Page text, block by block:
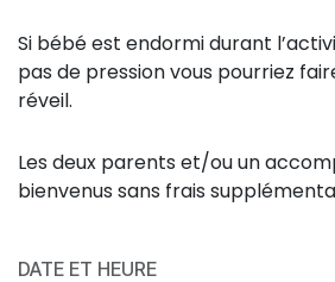
Si bébé est endormi durant
pas de pression vous pourriez
réveil.
Les deux parents et/ou un
bienvenus sans frais
DATE ET HEURE